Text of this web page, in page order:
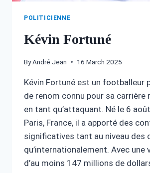
POLITICIENNE
Kévin Fortuné
ByAndré Jean 16 March 2025
Kévin Fortuné est un footballeur
de renom connu pour sa carrière
en tant qu’attaquant. Né le 6
Paris, France, il a apporté des
significatives tant au niveau des
qu’internationalement. Avec une
d’au moins 147 millions de